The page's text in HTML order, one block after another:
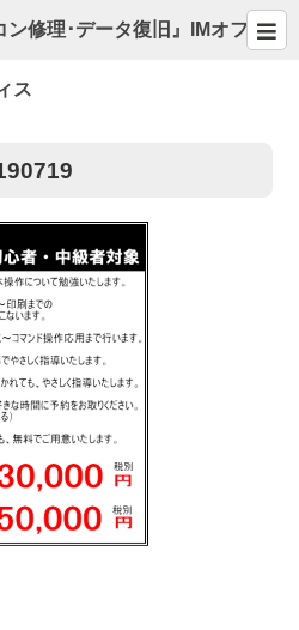
修理･データ復旧』IMオフ
ス